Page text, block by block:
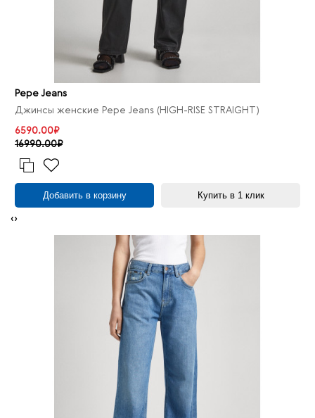
Pepe Jeans
Джинсы женские Pepe Jeans (HIGH-RISE STRAIGHT)
6590.00₽
16990.00₽
Добавить в корзину Купить в 1 клик
‹›